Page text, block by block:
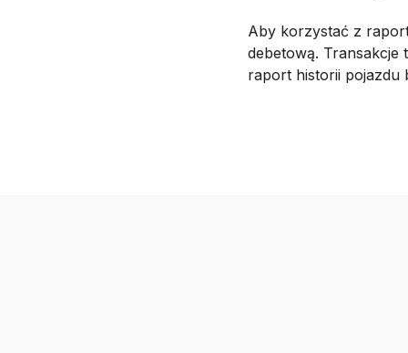
Aby korzystać z
debetową. Transakcje
raport historii pojazdu